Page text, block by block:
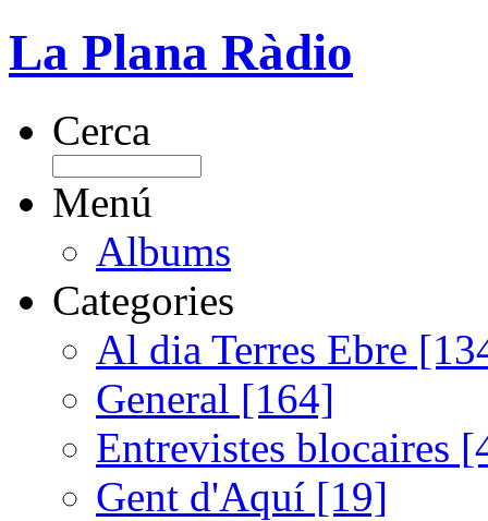
La Plana Ràdio
Cerca
Menú
Albums
Categories
Al dia Terres Ebre
General [164]
Entrevistes blocaires
Gent d'Aquí [19]